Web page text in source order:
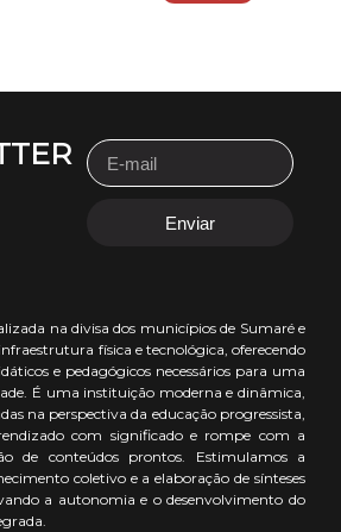
Enviar
na divisa dos municípios de Sumaré e
física e tecnológica, oferecendo
e pedagógicos necessários para uma
É uma instituição moderna e dinâmica,
na perspectiva da educação progressista,
com significado e rompe com a
de conteúdos prontos. Estimulamos a
coletivo e a elaboração de sínteses
a autonomia e o desenvolvimento do